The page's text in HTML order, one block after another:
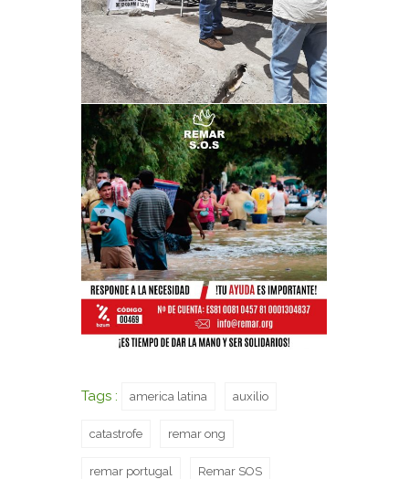
Tags : america latina auxilio
catastrofe remar ong
remar portugal Remar SOS